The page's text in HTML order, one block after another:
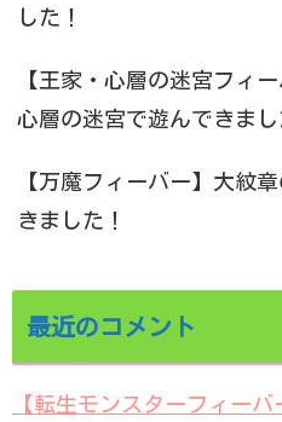
した！
【王家・心層の迷宮フィ
心層の迷宮で遊んできまし
【万魔フィーバー】大紋
きました！
最近のコメント
【転生モンスターフィーバ